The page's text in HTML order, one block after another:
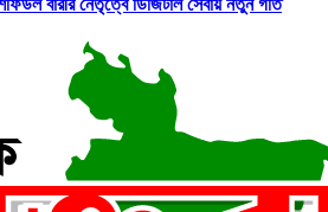
বারীর নেতৃত্বে ডিজিটাল সেবায় নতুন গতি